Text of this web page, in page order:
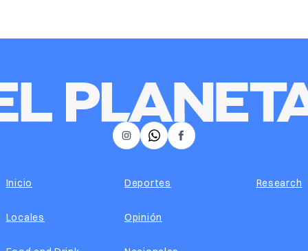
𝕏 Facebook
Instagram
Inicio
Locales
Deportes
Opinión
Research